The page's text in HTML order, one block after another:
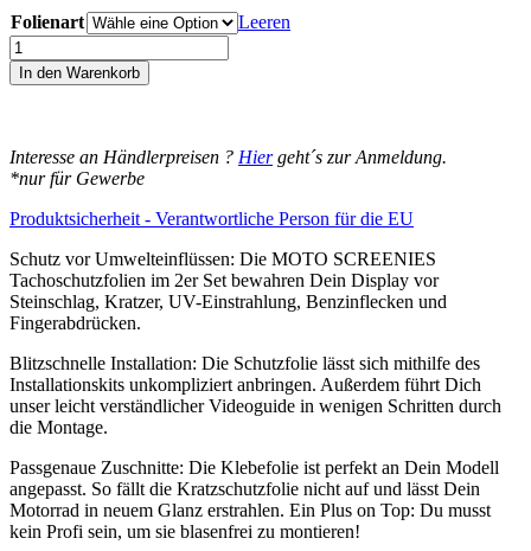
bis
14,95€
Folienart
Leeren
Displayschutz-
Folie
für
Schutzfolie
Made
Germany,
geeignet
für
MV
Agusta
800
ABS
Brutale
675
2016
Menge
In den Warenkorb
Interesse an Händlerpreisen ? Hiergeht´s zur Anmeldung.
*nur für Gewerbe
Produktsicherheit - Verantwortliche Person für die EU
Schutz vor Umwelteinflüssen: Die MOTO SCREENIES
Tachoschutzfolien im 2er Set bewahren Dein Display vor
Steinschlag, Kratzer, UV-Einstrahlung, Benzinflecken und
Fingerabdrücken.
Blitzschnelle Installation: Die Schutzfolie lässt sich mithilfe des
Installationskits unkompliziert anbringen. Außerdem führt Dich
unser leicht verständlicher Videoguide in wenigen Schritten durch
die Montage.
Passgenaue Zuschnitte: Die Klebefolie ist perfekt an Dein Modell
angepasst. So fällt die Kratzschutzfolie nicht auf und lässt Dein
Motorrad in neuem Glanz erstrahlen. Ein Plus on Top: Du musst
kein Profi sein, um sie blasenfrei zu montieren!